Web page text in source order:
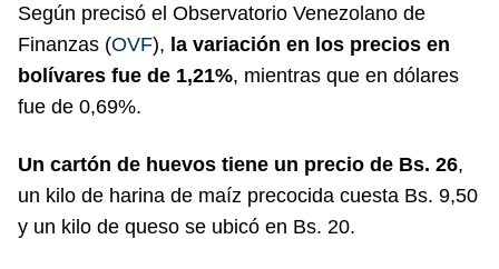
Según precisó el Observatorio Venezolano de
Finanzas (OVF), la variación en los precios en
bolívares fue de 1,21%, mientras que en dólares
fue de 0,69%.
Un cartón de huevos tiene un precio de Bs. 26,
un kilo de harina de maíz precocida cuesta Bs. 9,50
y un kilo de queso se ubicó en Bs. 20.